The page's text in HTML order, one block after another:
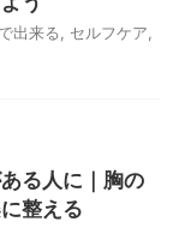
出来る セルフケア
る人に｜胸の
整える